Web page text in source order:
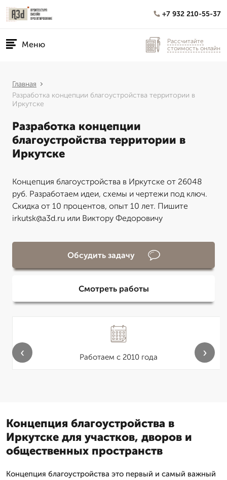
+7 932 210-55-37
Меню
Рассчитайте
стоимость онлайн
Главная
Разработка концепции благоустройства территории в
Иркутске
Разработка концепции
благоустройства территории в
Иркутске
Концепция благоустройства в Иркутске от 26048
руб. Разработаем идеи, схемы и чертежи под ключ.
Скидка от 10 процентов, опыт 10 лет. Пишите
irkutsk@a3d.ru или Виктору Федоровичу
Обсудить задачу
Смотреть работы
Работаем с 2010 года
‹ ›
Концепция благоустройства в
Иркутске для участков, дворов и
общественных пространств
Концепция благоустройства это первый и самый важный